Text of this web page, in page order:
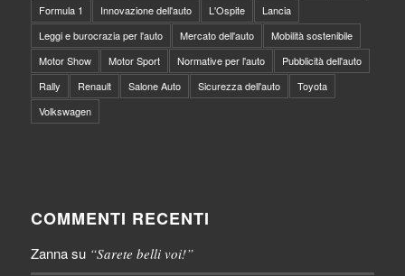
Formula 1
Innovazione dell'auto L'Ospite
Lancia
Leggi e burocrazia per l'auto
Mercato dell'auto
Mobilità sostenibile
Motor Show
Motor Sport Normative per l'auto
Pubblicità dell'auto
Rally
Renault Salone Auto Sicurezza dell'auto
Toyota
Volkswagen
COMMENTI RECENTI
Zannasu “Sarete belli voi!”